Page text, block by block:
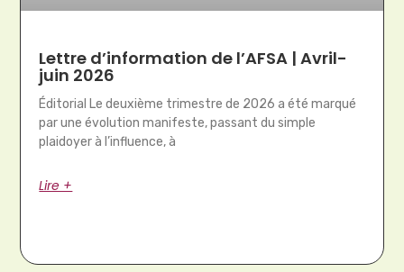
Lettre d’information de l’AFSA | Avril-
juin 2026
Éditorial Le deuxième trimestre de 2026 a été marqué
par une évolution manifeste, passant du simple
plaidoyer à l’influence, à
Lire +